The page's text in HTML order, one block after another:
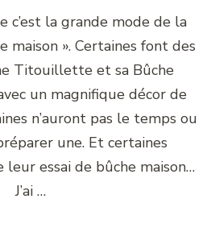
c’est la grande mode de la
maison ». Certaines font des
Titouillette et sa Bûche
un magnifique décor de
n’auront pas le temps ou
une. Et certaines
essai de bûche maison…
J’ai …